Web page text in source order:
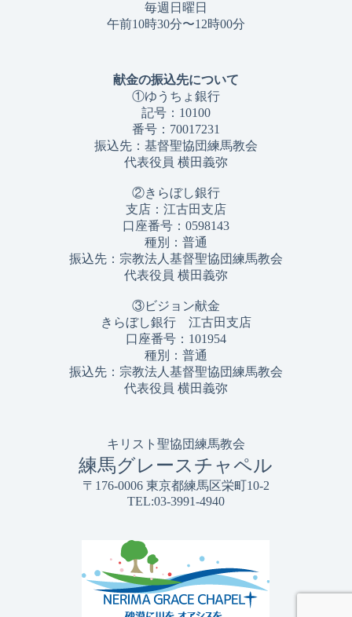
毎週日曜日
午前10時30分〜12時00分
献金の振込先について
①ゆうちょ銀行
記号：10100
番号：70017231
振込先：基督聖協団練馬教会
代表役員 横田義弥
②きらぼし銀行
支店：江古田支店
口座番号：0598143
種別：普通
振込先：宗教法人基督聖協団練馬教会
代表役員 横田義弥
③ビジョン献金
きらぼし銀行 江古田支店
口座番号：101954
種別：普通
振込先：宗教法人基督聖協団練馬教会
代表役員 横田義弥
キリスト聖協団練馬教会
練馬グレースチャペル
〒176-0006 東京都練馬区栄町10-2
TEL:03-3991-4940